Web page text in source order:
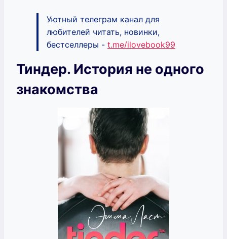
Уютный телеграм канал для
любителей читать, новинки,
бестселлеры - t.me/ilovebook99
Тиндер. История не одного
знакомства